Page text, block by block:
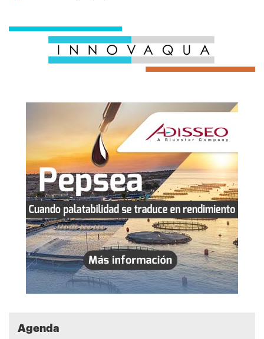
Agenda